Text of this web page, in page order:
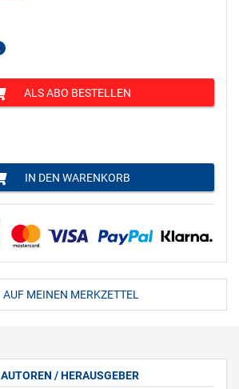
ALS ABO BESTELLEN
IN DEN WARENKORB
AUF MEINEN MERKZETTEL
AUTOREN / HERAUSGEBER